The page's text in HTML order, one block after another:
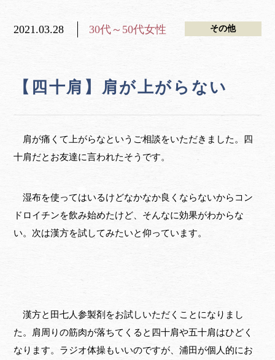
2021.03.28 30代～50代女性 その他
【四十肩】肩が上がらない
肩が痛くて上がらなというご相談をいただきました。四
十肩だとお友達に言われたそうです。
湿布を使ってはいるけどなかなか良くならないからコン
ドロイチンを飲み始めたけど、そんなに効果がわからな
い。次は漢方を試してみたいと仰っています。
漢方と田七人参製剤をお試しいただくことになりまし
た。肩周りの筋肉が落ちてくると四十肩や五十肩はひどく
なります。ラジオ体操もいいのですが、浦田が個人的にお